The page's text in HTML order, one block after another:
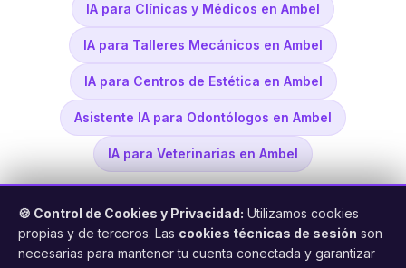
IA para Clínicas y Médicos en Ambel
IA para Talleres Mecánicos en Ambel
IA para Centros de Estética en Ambel
Asistente IA para Odontólogos en Ambel
IA para Veterinarias en Ambel
🍪 Control de Cookies y Privacidad: Utilizamos cookies
propias y de terceros. Las cookies técnicas de sesión son
necesarias para mantener tu cuenta conectada y garantizar